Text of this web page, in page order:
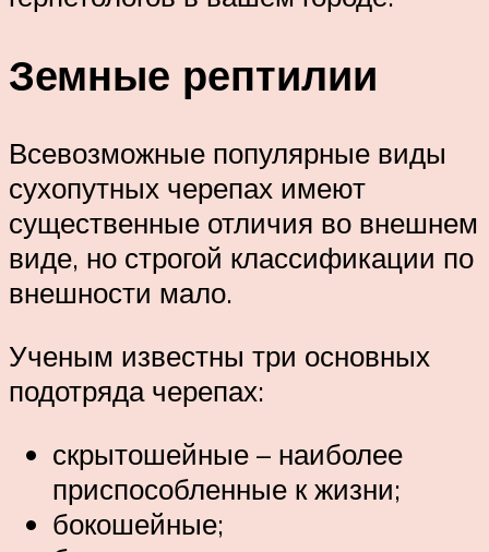
Земные рептилии
Всевозможные популярные виды
сухопутных черепах имеют
существенные отличия во внешнем
виде, но строгой классификации по
внешности мало.
Ученым известны три основных
подотряда черепах:
скрытошейные – наиболее
приспособленные к жизни;
бокошейные;